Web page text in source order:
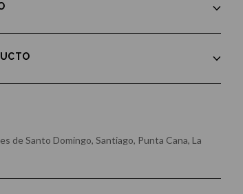
de Santo Domingo, Santiago, Punta Cana, La